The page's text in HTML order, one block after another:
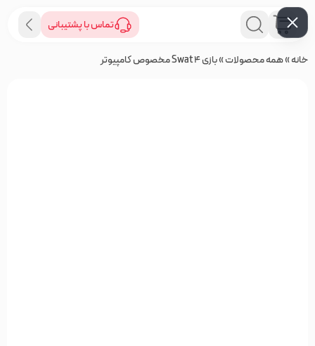
تماس با پشتیبانی
خانه»همه محصولات»بازی Swat 4 مخصوص کامپیوتر